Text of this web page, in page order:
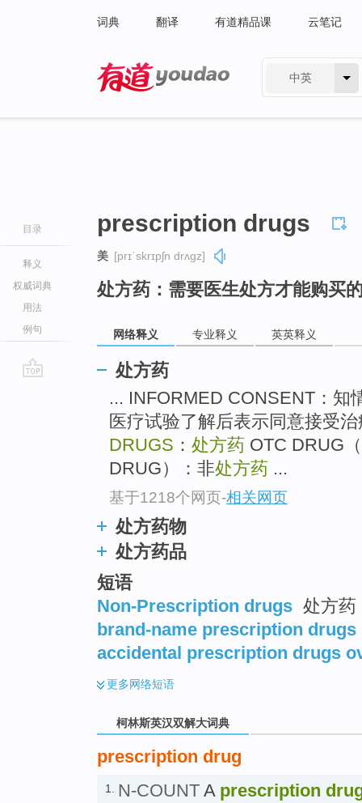
词典 翻译 有道精品课 云笔记
中英
目录
释义
权威词典
用法
例句
prescription drugs
美 [prɪˈskrɪpʃn drʌɡz]
处方药：需要医生处方才能购买
网络释义 专业释义 英英释义
处方药
... INFORMED CONSENT：知
医疗试验了解后表示同意接受
DRUGS ： 处方药 OTC DRUG
DRUG）：非处方药 ...
基于1218个网页-相关网页
处方药物
处方药品
短语
Non-Prescription drugs 处方药
brand-name prescription drugs
accidental prescription drugs
更多网络短语
柯林斯英汉双解大词典
prescription drug
1. N-COUNT A prescription